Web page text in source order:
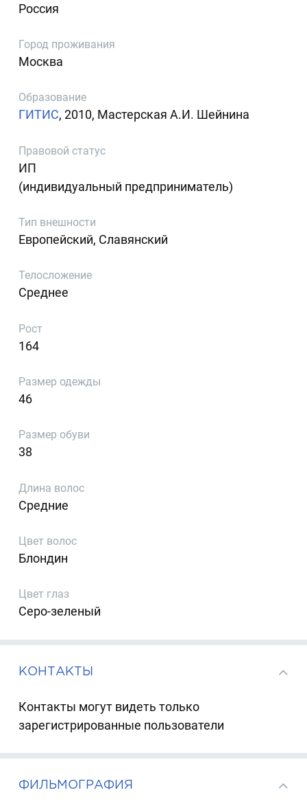
Россия
Город проживания
Москва
Образование
ГИТИС, 2010, Мастерская А.И. Шейнина
Правовой статус
ИП
(индивидуальный предприниматель)
Тип внешности
Европейский, Славянский
Телосложение
Среднее
Рост
164
Размер одежды
46
Размер обуви
38
Длина волос
Средние
Цвет волос
Блондин
Цвет глаз
Серо-зеленый
КОНТАКТЫ
Контакты могут видеть только
зарегистрированные пользователи
ФИЛЬМОГРАФИЯ